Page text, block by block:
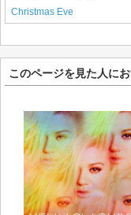
Christmas Eve
このページを見た人に